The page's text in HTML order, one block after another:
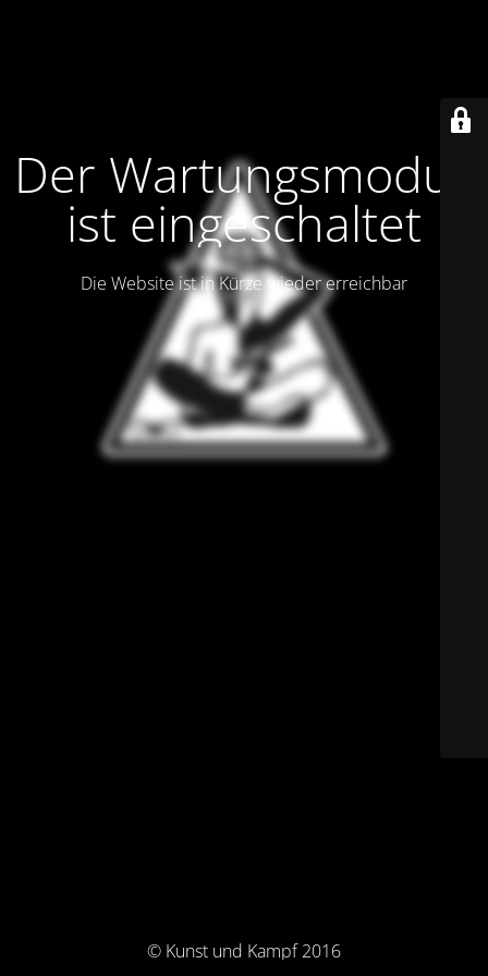
Der Wartungsmodus
ist eingeschaltet
Die Website ist in Kürze wieder erreichbar
© Kunst und Kampf 2016